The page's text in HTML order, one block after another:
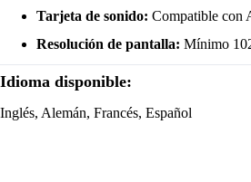
Tarjeta de sonido: Compatible
Resolución de pantalla: Mínimo
Idioma disponible:
Inglés, Alemán, Francés, Español